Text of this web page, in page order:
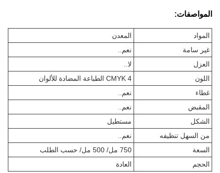
المواصفات:
المواد
المعدن
غير سامة
نعم..
العزل
لا..
اللون
CMYK 4 الطباعة المضادة للألوان
غطاء
نعم..
المقبض
نعم..
الشكل
مستطيل
من السهل تنظيفه
نعم..
السعة
750 مل/ 500 مل/ حسب الطلب
الحجم
العادة